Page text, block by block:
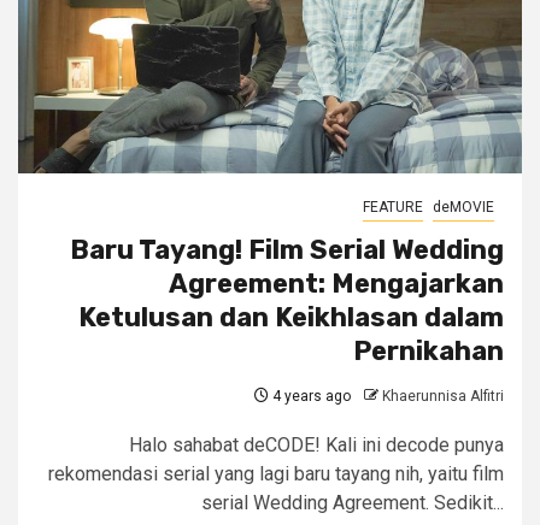
FEATURE deMOVIE
Baru Tayang! Film Serial Wedding
Agreement: Mengajarkan
Ketulusan dan Keikhlasan dalam
Pernikahan
4 years ago Khaerunnisa Alfitri
Halo sahabat deCODE! Kali ini decode punya
rekomendasi serial yang lagi baru tayang nih, yaitu film
serial Wedding Agreement. Sedikit...